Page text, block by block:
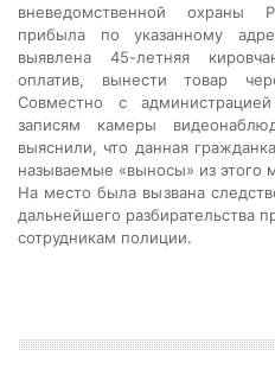
вневедомственной охраны
прибыла по указанному
выявлена 45-летняя
оплатив, вынести товар
Совместно с
записям камеры
выяснили, что данная
называемые «выносы» из этого
На место была вызвана
дальнейшего разбирательства
сотрудникам полиции.